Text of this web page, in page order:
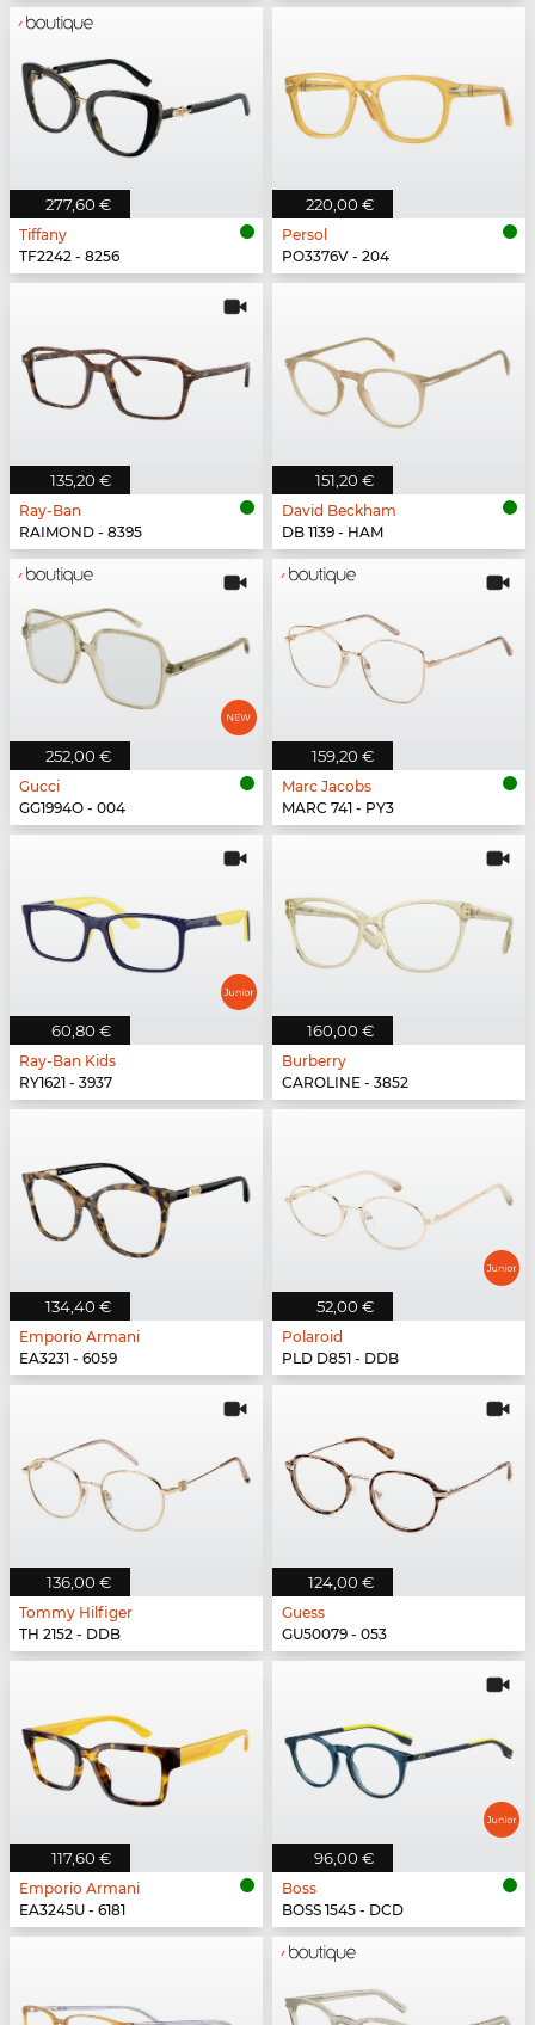
277,60 €
Tiffany
TF2242 - 8256
220,00 €
Persol
PO3376V - 204
135,20 €
Ray-Ban
RAIMOND - 8395
151,20 €
David Beckham
DB 1139 - HAM
252,00 €
Gucci
GG1994O - 004
159,20 €
Marc Jacobs
MARC 741 - PY3
60,80 €
Ray-Ban Kids
RY1621 - 3937
160,00 €
Burberry
CAROLINE - 3852
134,40 €
Emporio Armani
EA3231 - 6059
52,00 €
Polaroid
PLD D851 - DDB
136,00 €
Tommy Hilfiger
TH 2152 - DDB
124,00 €
Guess
GU50079 - 053
117,60 €
Emporio Armani
EA3245U - 6181
96,00 €
Boss
BOSS 1545 - DCD